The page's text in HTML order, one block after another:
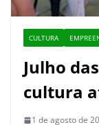
CULTURA
Julho
cultura
1 de agosto de